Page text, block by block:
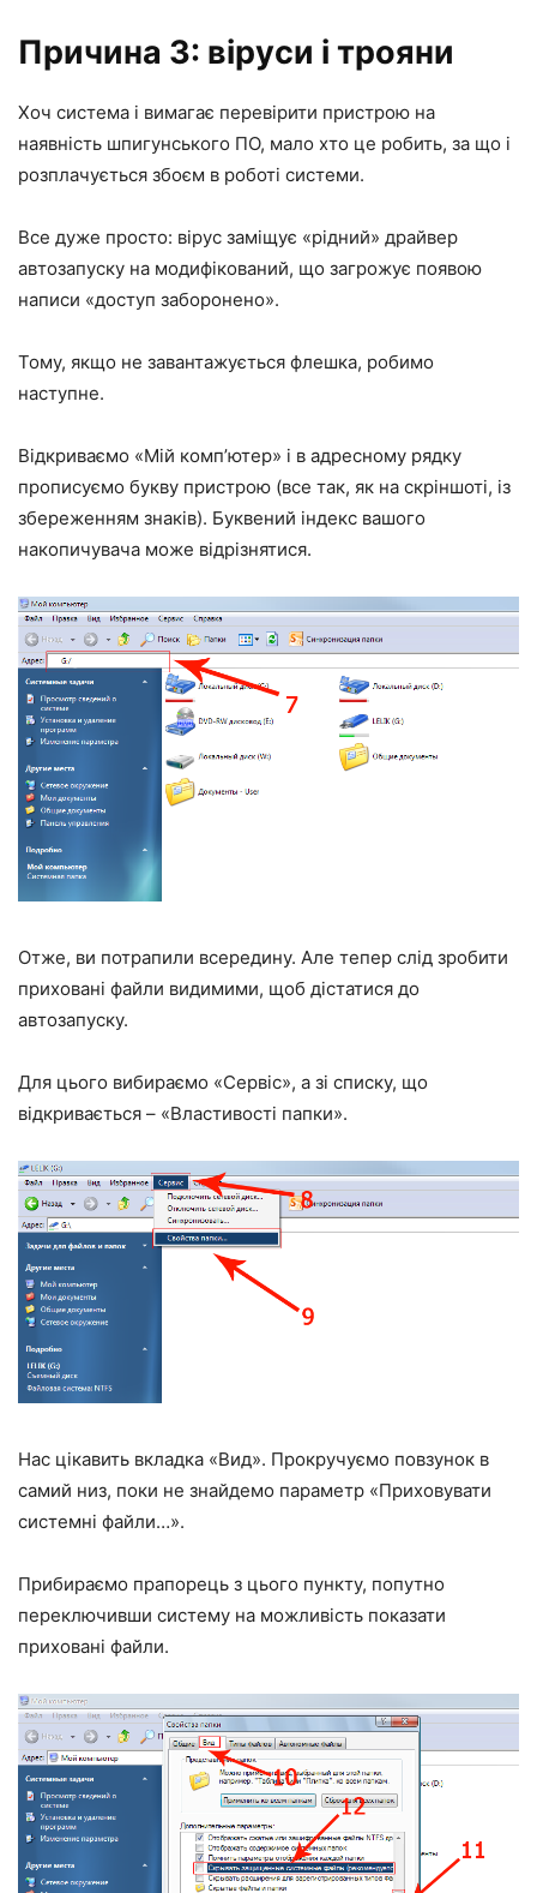
Причина 3: віруси і трояни
Хоч система і вимагає перевірити пристрою на
наявність шпигунського ПО, мало хто це робить, за що і
розплачується збоєм в роботі системи.
Все дуже просто: вірус заміщує «рідний» драйвер
автозапуску на модифікований, що загрожує появою
написи «доступ заборонено».
Тому, якщо не завантажується флешка, робимо
наступне.
Відкриваємо «Мій комп’ютер» і в адресному рядку
прописуємо букву пристрою (все так, як на скріншоті, із
збереженням знаків). Буквений індекс вашого
накопичувача може відрізнятися.
Отже, ви потрапили всередину. Але тепер слід зробити
приховані файли видимими, щоб дістатися до
автозапуску.
Для цього вибираємо «Сервіс», а зі списку, що
відкривається – «Властивості папки».
Нас цікавить вкладка «Вид». Прокручуємо повзунок в
самий низ, поки не знайдемо параметр «Приховувати
системні файли…».
Прибираємо прапорець з цього пункту, попутно
переключивши систему на можливість показати
приховані файли.